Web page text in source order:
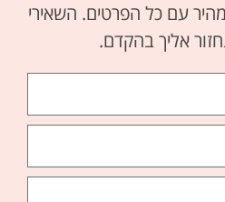
עם כל הפרטים. השאירי
אליך בהקדם.